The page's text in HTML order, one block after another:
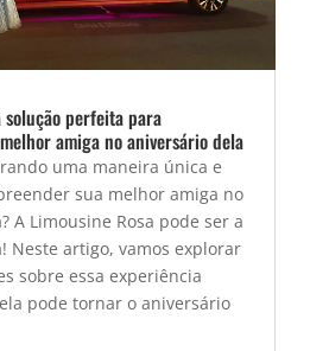
solução perfeita para
amiga no aniversário dela
uma maneira única e
sua melhor amiga no
A Limousine Rosa pode ser a
Neste artigo, vamos explorar
sobre essa experiência
pode tornar o aniversário